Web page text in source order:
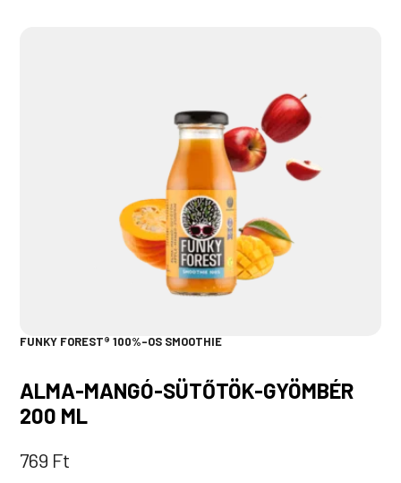
FUNKY FOREST® 100%-OS SMOOTHIE
ALMA-MANGÓ-SÜTŐTÖK-GYÖMBÉR
200 ML
769 Ft